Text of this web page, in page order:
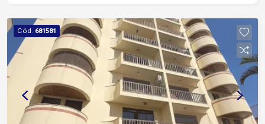
Cód. 681581